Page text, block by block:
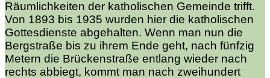
Räumlichkeiten der katholischen Gemeinde trifft.
Von 1893 bis 1935 wurden hier die katholischen
Gottesdienste abgehalten. Wenn man nun die
Bergstraße bis zu ihrem Ende geht, nach fünfzig
Metern die Brückenstraße entlang wieder nach
rechts abbiegt, kommt man nach zweihundert